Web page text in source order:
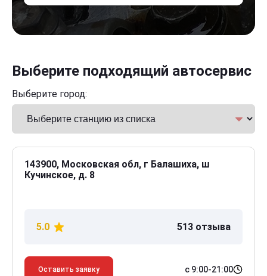
Выберите подходящий автосервис
Выберите город:
143900, Московская обл, г Балашиха, ш
Кучинское, д. 8
5.0 513 отзыва
Оставить заявку с 9:00-21:00